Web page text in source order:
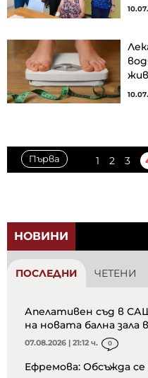
Първа 1 2 3
НОВИНИ
ПОСЛЕДНИ ЧЕТЕНИ
Апелативен съд в
на новата бална зала
07.08.2026 | 21:12 ч. 0
Ефремова: Обсъжда се